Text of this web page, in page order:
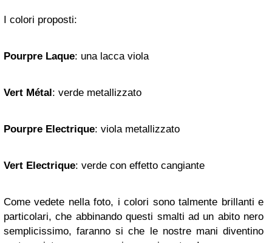
I colori proposti:
Pourpre Laque: una lacca viola
Vert Métal: verde metallizzato
Pourpre Electrique: viola metallizzato
Vert Electrique: verde con effetto cangiante
Come vedete nella foto, i colori sono talmente brillanti e
particolari, che abbinando questi smalti ad un abito nero
semplicissimo, faranno si che le nostre mani diventino